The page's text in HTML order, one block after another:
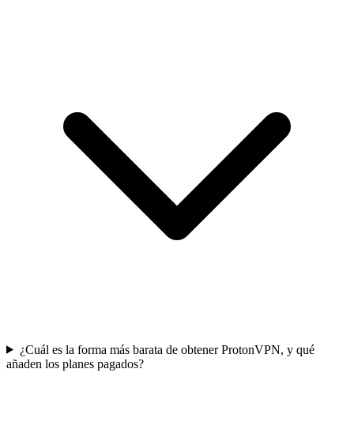
¿Cuál es la forma más barata de obtener ProtonVPN, y qué
añaden los planes pagados?